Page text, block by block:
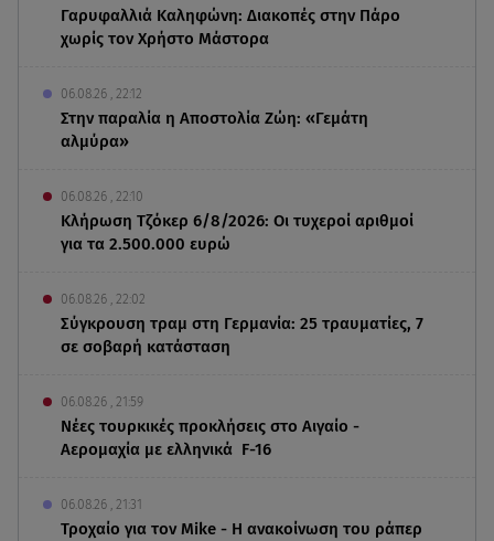
Γαρυφαλλιά Καληφώνη: Διακοπές στην Πάρο
χωρίς τον Χρήστο Μάστορα
06.08.26 , 22:12
Στην παραλία η Αποστολία Ζώη: «Γεμάτη
αλμύρα»
06.08.26 , 22:10
Κλήρωση Τζόκερ 6/8/2026: Οι τυχεροί αριθμοί
για τα 2.500.000 ευρώ
06.08.26 , 22:02
Σύγκρουση τραμ στη Γερμανία: 25 τραυματίες, 7
σε σοβαρή κατάσταση
06.08.26 , 21:59
Νέες τουρκικές προκλήσεις στο Αιγαίο -
Αερομαχία με ελληνικά F-16
06.08.26 , 21:31
Τροχαίο για τον Mike - Η ανακοίνωση του ράπερ